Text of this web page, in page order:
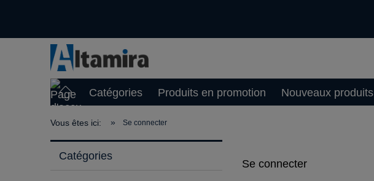
Catégories Produits en promotion Nouveaux produits
Vous êtes ici: » Se connecter
Catégories
Se connecter